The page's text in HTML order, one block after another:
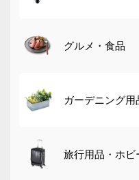
グルメ・食品
ガーデニング
旅行用品・ホビ